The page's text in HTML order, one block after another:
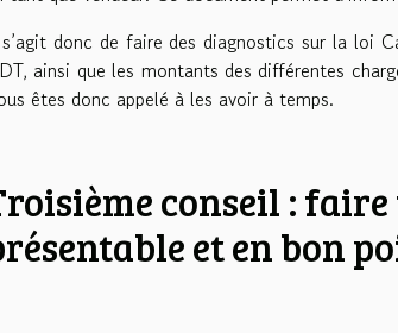
donc de faire des diagnostics sur la loi
ainsi que les montants des différentes
êtes donc appelé à les avoir à temps.
conseil :
et en bon